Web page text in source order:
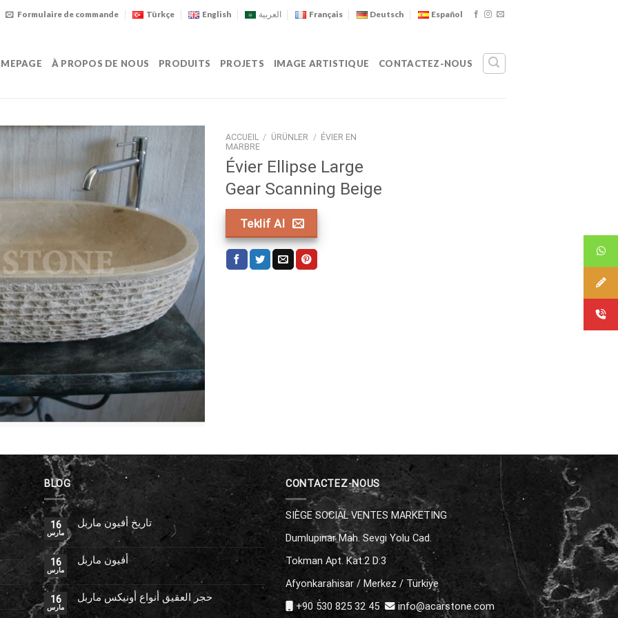
Formulaire de commande Türkçe English العربية Français Deutsch Español
À PROPOS DE NOUS PRODUITS PROJETS IMAGE ARTISTIQUE CONTACTEZ-NOUS
ACCUEIL / ÜRÜNLER / ÉVIER EN
MARBRE
Évier Ellipse Large
Gear Scanning Beige
Teklif Al
BLOG
16
مارس
تاريخ أفيون ماربل
16
مارس
أفيون ماربل
16
مارس
حجر العقيق أنواع أونيكس ماربل
CONTACTEZ-NOUS
SIÈGE SOCIAL VENTES MARKETING
Dumlupınar Mah. Sevgi Yolu Cad.
Tokman Apt. Kat:2 D:3
Afyonkarahisar / Merkez / Türkiye
+90 530 825 32 45
info@acarstone.com